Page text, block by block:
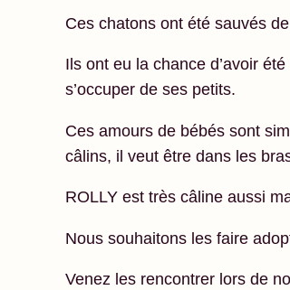
Ces chatons ont été sauvés
Ils ont eu la chance d’avoir
s’occuper de ses petits.
Ces amours de bébés sont
câlins, il veut être dans les
ROLLY est très câline aussi
Nous souhaitons les faire
Venez les rencontrer lors de